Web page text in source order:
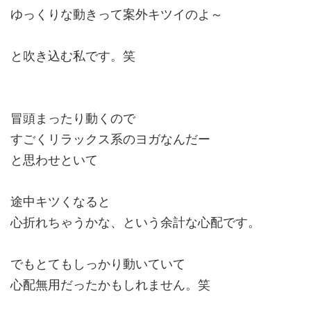
ゆっくりな動きって案外キツイのよ～
と吹き込む私です。笑
冒頭まったり動くので
すごくリラックス系のヨガなんだー
と思わせといて
途中キツくなると
心折れちゃうかな、という余計な心配です。
でもとてもしっかり動いていて
心配無用だったかもしれません。笑